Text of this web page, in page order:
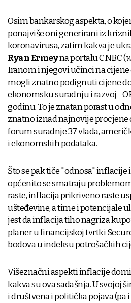
Osim bankarskog aspekta, o
ponajviše oni generirani iz
koronavirusa, zatim kakva je
Ryan Ermeyna portalu CNBC (
Iranom i njegovi učinci na
mogli znatno podignuti cijene
ekonomsku suradnju i razvoj -
godinu. To je znatan porast u
znatno iznad najnovije procjene
forum suradnje 37 vlada,
i ekonomskih podataka.
Što se pak tiče "odnosa"
općenito se smatraju
raste, inflacija prikriveno raste
ušteđevine, a time i potencijale
jest da inflacija tiho nagriza
planer u financijskoj tvrtki
bodova u indeksu potrošačkih
Višeznačni aspekti inflacije
kakva su ova sadašnja. U svojoj
i društvena i politička pojava (pa